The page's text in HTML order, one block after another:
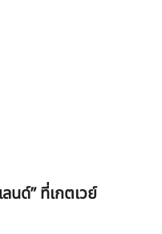
นด์” ที่เกตเวย์